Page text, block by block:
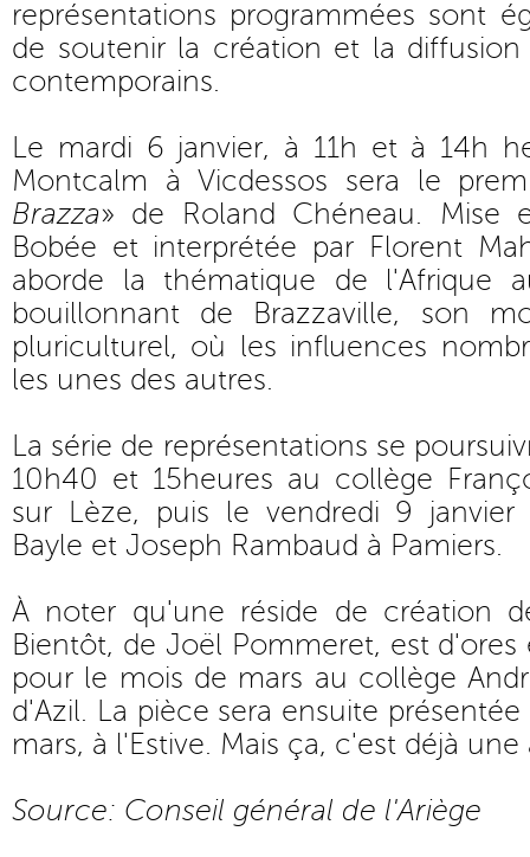
représentations programmées sont
de soutenir la création et la diffusion
contemporains.
Le mardi 6 janvier, à 11h et à 14h
Montcalm à Vicdessos sera le
Brazza» de Roland Chéneau. Mise
Bobée et interprétée par Florent
aborde la thématique de l'Afrique
bouillonnant de Brazzaville, son
pluriculturel, où les influences
les unes des autres.
La série de représentations se
10h40 et 15heures au collège
sur Lèze, puis le vendredi 9 janvier
Bayle et Joseph Rambaud à Pamiers.
À noter qu'une réside de création
Bientôt, de Joël Pommeret, est
pour le mois de mars au collège
d'Azil. La pièce sera ensuite
mars, à l'Estive. Mais ça, c'est déjà
Source: Conseil général de l'Ariège